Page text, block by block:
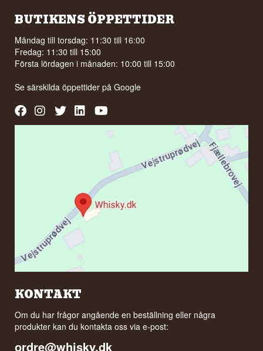
BUTIKENS ÖPPETTIDER
Måndag till torsdag: 11:30 till 16:00
Fredag: 11:30 till 15:00
Första lördagen i månaden: 10:00 till 15:00
Se särskilda öppettider påGoogle
KONTAKT
Om du har frågor angående en beställning eller några
produkter kan du kontakta oss via e-post:
ordre@whisky.dk